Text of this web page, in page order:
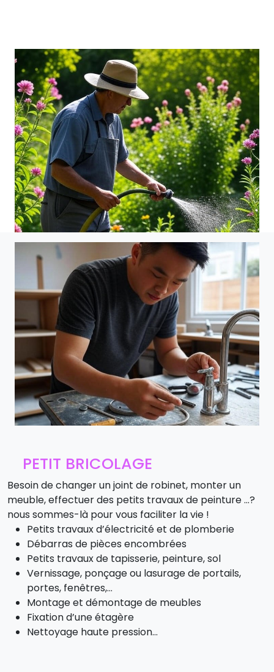
PETIT BRICOLAGE
Besoin de changer un joint de robinet, monter un
meuble, effectuer des petits travaux de peinture …?
nous sommes-là pour vous faciliter la vie !
Petits travaux d’électricité et de plomberie
Débarras de pièces encombrées
Petits travaux de tapisserie, peinture, sol
Vernissage, ponçage ou lasurage de portails,
portes, fenêtres,…
Montage et démontage de meubles
Fixation d’une étagère
Nettoyage haute pression...